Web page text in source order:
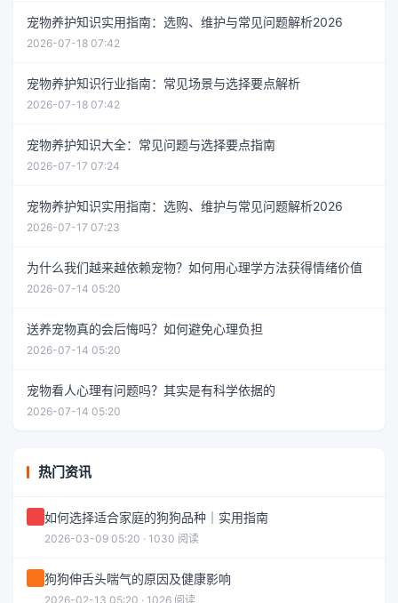
宠物养护知识实用指南：选购、维护与常见问题解析2026
2026-07-18 07:42
宠物养护知识行业指南：常见场景与选择要点解析
2026-07-18 07:42
宠物养护知识大全：常见问题与选择要点指南
2026-07-17 07:24
宠物养护知识实用指南：选购、维护与常见问题解析2026
2026-07-17 07:23
为什么我们越来越依赖宠物？如何用心理学方法获得情绪价值
2026-07-14 05:20
送养宠物真的会后悔吗？如何避免心理负担
2026-07-14 05:20
宠物看人心理有问题吗？其实是有科学依据的
2026-07-14 05:20
热门资讯
如何选择适合家庭的狗狗品种｜实用指南
2026-03-09 05:20 · 1030 阅读
狗狗伸舌头喘气的原因及健康影响
2026-02-13 05:20 · 1026 阅读